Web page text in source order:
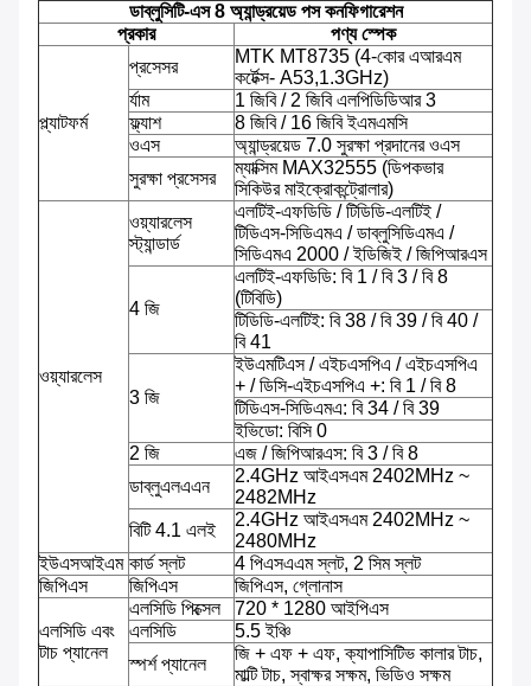
ডাব্লুসিটি-এস 8 অ্যান্ড্রয়েড পস কনফিগারেশন
প্রকার
পণ্য স্পেক
প্ল্যাটফর্ম
প্রসেসর
MTK MT8735 (4-কোর এআরএম
কর্টেক্স- A53,1.3GHz)
র্যাম
1 জিবি / 2 জিবি এলপিডিডিআর 3
ফ্ল্যাশ
8 জিবি / 16 জিবি ইএমএমসি
ওএস
অ্যান্ড্রয়েড 7.0 সুরক্ষা প্রদানের ওএস
সুরক্ষা প্রসেসর
ম্যাক্সিম MAX32555 (ডিপকভার
সিকিউর মাইক্রোকন্ট্রোলার)
ওয়্যারলেস
ওয়্যারলেস
স্ট্যান্ডার্ড
এলটিই-এফডিডি / টিডিডি-এলটিই /
টিডিএস-সিডিএমএ / ডাব্লুসিডিএমএ /
সিডিএমএ 2000 / ইডিজিই / জিপিআরএস
4 জি
এলটিই-এফডিডি: বি 1 / বি 3 / বি 8
(টিবিডি)
টিডিডি-এলটিই: বি 38 / বি 39 / বি 40 /
বি 41
3 জি
ইউএমটিএস / এইচএসপিএ / এইচএসপিএ
+ / ডিসি-এইচএসপিএ +: বি 1 / বি 8
টিডিএস-সিডিএমএ: বি 34 / বি 39
ইভিডো: বিসি 0
2 জি
এজ / জিপিআরএস: বি 3 / বি 8
ডাব্লুএলএএন
2.4GHz আইএসএম 2402MHz ~
2482MHz
বিটি 4.1 এলই
2.4GHz আইএসএম 2402MHz ~
2480MHz
ইউএসআইএম কার্ড স্লট
4 পিএসএএম স্লট, 2 সিম স্লট
জিপিএস
জিপিএস জিপিএস, গ্লোনাস
এলসিডি এবং
টাচ প্যানেল
এলসিডি পিক্সেল
720 * 1280 আইপিএস
এলসিডি
5.5 ইঞ্চি
স্পর্শ প্যানেল
জি + এফ + এফ, ক্যাপাসিটিভ কালার টাচ,
মাল্টি টাচ, স্বাক্ষর সক্ষম, ভিডিও সক্ষম